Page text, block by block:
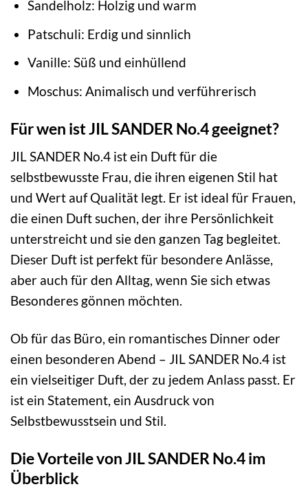
Sandelholz: Holzig und warm
Patschuli: Erdig und sinnlich
Vanille: Süß und einhüllend
Moschus: Animalisch und verführerisch
Für wen ist JIL SANDER No.4 geeignet?
JIL SANDER No.4 ist ein Duft für die
selbstbewusste Frau, die ihren eigenen Stil hat
und Wert auf Qualität legt. Er ist ideal für Frauen,
die einen Duft suchen, der ihre Persönlichkeit
unterstreicht und sie den ganzen Tag begleitet.
Dieser Duft ist perfekt für besondere Anlässe,
aber auch für den Alltag, wenn Sie sich etwas
Besonderes gönnen möchten.
Ob für das Büro, ein romantisches Dinner oder
einen besonderen Abend – JIL SANDER No.4 ist
ein vielseitiger Duft, der zu jedem Anlass passt. Er
ist ein Statement, ein Ausdruck von
Selbstbewusstsein und Stil.
Die Vorteile von JIL SANDER No.4 im
Überblick